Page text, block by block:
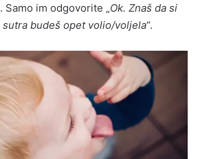
Samo im odgovorite „Ok. Znaš da si
sutra budeš opet volio/voljela“.